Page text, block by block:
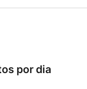
por dia